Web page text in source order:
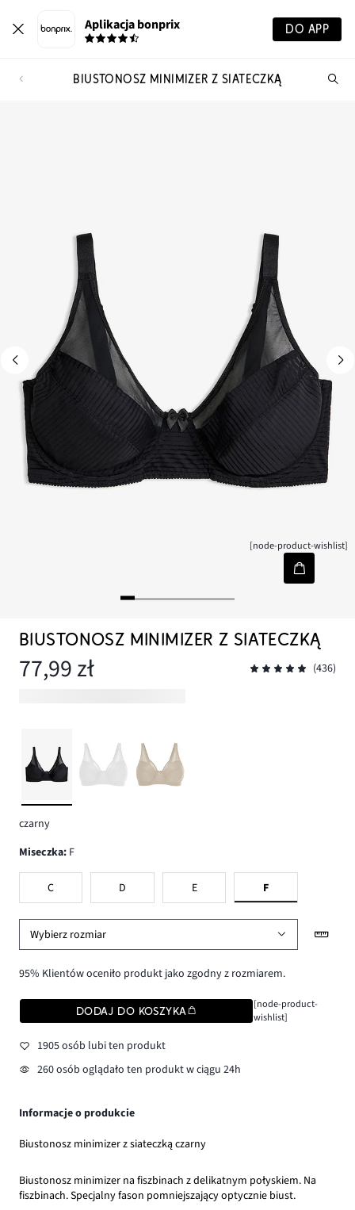
Aplikacja bonprix DO APP
BIUSTONOSZ MINIMIZER Z SIATECZKĄ
[node-product-wishlist]
BIUSTONOSZ MINIMIZER Z SIATECZKĄ
77,99 zł (436)
czarny
Miseczka: F
C D E F
Wybierz rozmiar
95% Klientów oceniło produkt jako zgodny z rozmiarem.
DODAJ DO KOSZYKA
[node-product-
wishlist]
1905 osób lubi ten produkt
260 osób oglądało ten produkt w ciągu 24h
Informacje o produkcie
Biustonosz minimizer z siateczką czarny
Biustonosz minimizer na fiszbinach z delikatnym połyskiem. Na
fiszbinach. Specjalny fason pomniejszający optycznie biust.